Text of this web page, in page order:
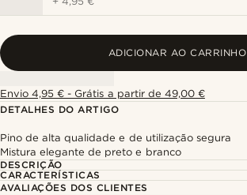
ADICIONAR AO CARRINHO
Envio 4,95 € - Grátis a partir de 49,00 €
DETALHES DO ARTIGO
Pino de alta qualidade e de utilização segura
Mistura elegante de preto e branco
DESCRIÇÃO
CARACTERÍSTICAS
AVALIAÇÕES DOS CLIENTES